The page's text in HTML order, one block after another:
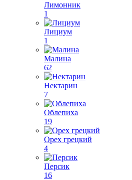
Лимонник
1
Лициум
1
Малина
62
Нектарин
7
Облепиха
19
Орех грецкий
4
Персик
16